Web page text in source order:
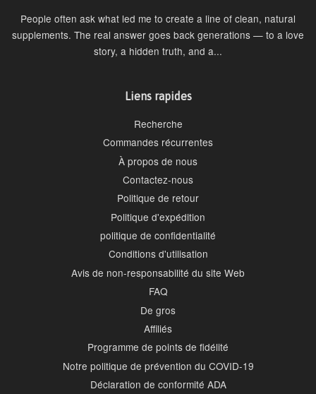
People often ask what led me to create a line of clean, natural
supplements. The real answer goes back generations — to a love
story, a hidden truth, and a...
Liens rapides
Recherche
Commandes récurrentes
À propos de nous
Contactez-nous
Politique de retour
Politique d'expédition
politique de confidentialité
Conditions d'utilisation
Avis de non-responsabilité du site Web
FAQ
De gros
Affiliés
Programme de points de fidélité
Notre politique de prévention du COVID-19
Déclaration de conformité ADA